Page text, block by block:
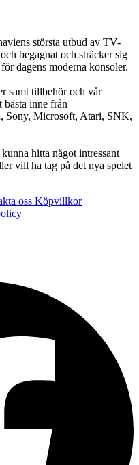
största utbud av TV-
begagnat och sträcker sig
dagens moderna konsoler.
samt tillbehör och vår
bästa inne från
Sony, Microsoft, Atari, SNK,
hitta något intressant
vill ha tag på det nya spelet
oss Köpvillkor